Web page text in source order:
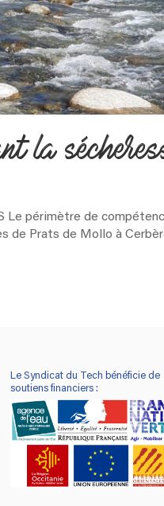
la
Le périmètre de
de Prats de Mollo à
Le Syndicat du Tech bénéficie de
soutiens financiers :